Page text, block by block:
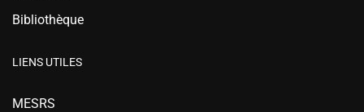
Bibliothèque
LIENS UTILES
MESRS